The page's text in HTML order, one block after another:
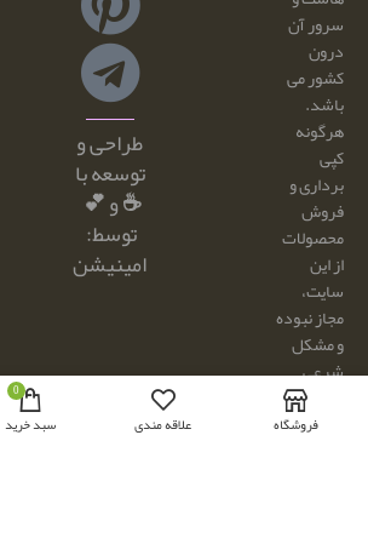
سرور آن
درون
کشور می
باشد.
هرگونه
کپی
برداری و
فروش
محصولات
از این
سایت،
مجاز نبوده
و مشکل
شرعی
طراحی و
توسعه با
☕ و 💕
توسط:
امینیشن
فروشگاه علاقه مندی
0
سبد خرید